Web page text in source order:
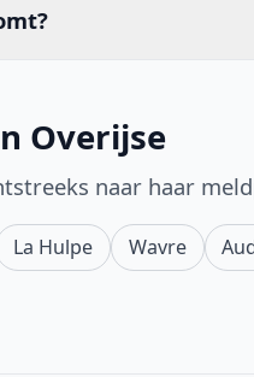
Overijse
naar haar
La Hulpe Wavre